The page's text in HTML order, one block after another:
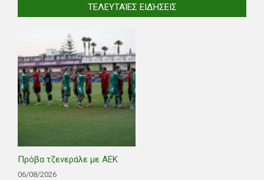
ΤΕΛΕΥΤΑΊΕΣ ΕΙΔΉΣΕΙΣ
Πρόβα τζενεράλε με ΑΕΚ
06/08/2026